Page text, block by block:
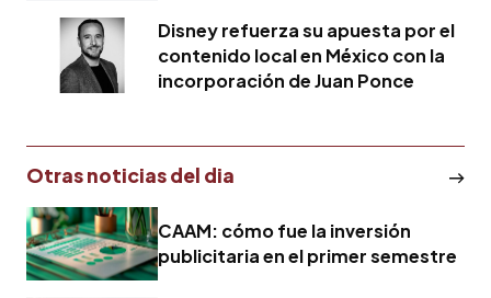
Disney refuerza su apuesta por el
contenido local en México con la
incorporación de Juan Ponce
Otras noticias del dia
CAAM: cómo fue la inversión
publicitaria en el primer semestre